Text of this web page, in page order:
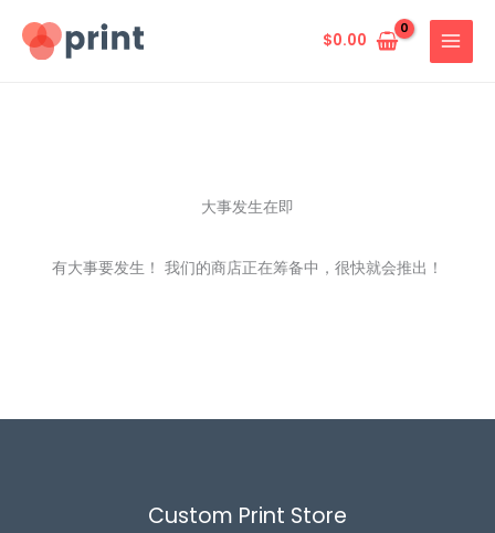
$0.00
大事发生在即
有大事要发生！ 我们的商店正在筹备中，很快就会推出！
Custom Print Store